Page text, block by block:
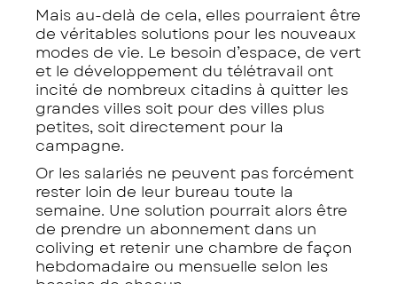
Mais au-delà de cela, elles pourraient être
de véritables solutions pour les nouveaux
modes de vie. Le besoin d’espace, de vert
et le développement du télétravail ont
incité de nombreux citadins à quitter les
grandes villes soit pour des villes plus
petites, soit directement pour la
campagne.
Or les salariés ne peuvent pas forcément
rester loin de leur bureau toute la
semaine. Une solution pourrait alors être
de prendre un abonnement dans un
coliving et retenir une chambre de façon
hebdomadaire ou mensuelle selon les